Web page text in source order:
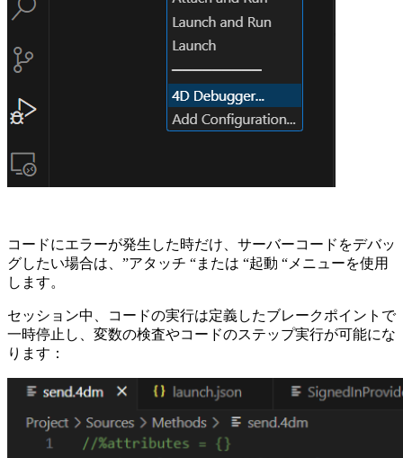
コードにエラーが発生した時だけ、サーバーコードをデバッ
グしたい場合は、”アタッチ “または “起動 “メニューを使用
します。
セッション中、コードの実行は定義したブレークポイントで
一時停止し、変数の検査やコードのステップ実行が可能にな
ります：